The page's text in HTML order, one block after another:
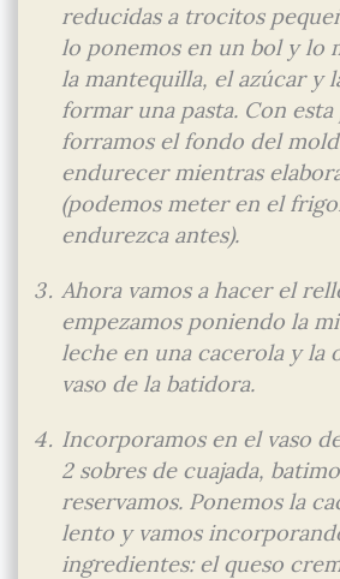
reducidas a trocitos
lo ponemos en un bol y lo
la mantequilla, el azúcar y
formar una pasta. Con esta
forramos el fondo del
endurecer mientras
(podemos meter en el
endurezca antes).
Ahora vamos a hacer el
empezamos poniendo la
leche en una cacerola y la
vaso de la batidora.
Incorporamos en el vaso
2 sobres de cuajada,
reservamos. Ponemos la
lento y vamos
ingredientes: el queso